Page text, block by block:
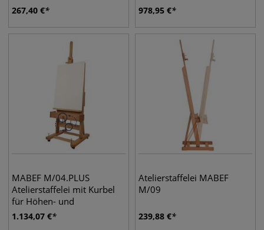
267,40 € 978,95 €
MABEF M/04.PLUS
Atelierstaffelei mit Kurbel
für Höhen- und
Neigungsverstellung
1.134,07 €
Atelierstaffelei MABEF
M/09
239,88 €